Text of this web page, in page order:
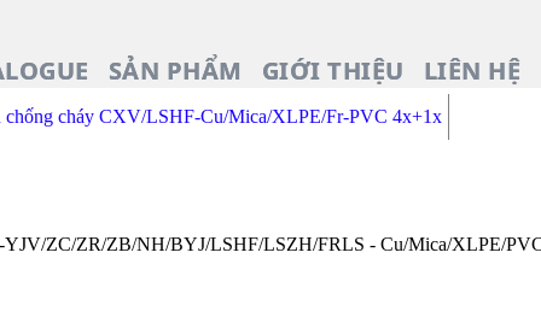
SẢN PHẨM GIỚI THIỆU LIÊN HỆ
chống cháy CXV/LSHF-Cu/Mica/XLPE/Fr-PVC 4x+1x
ZC/ZR/ZB/NH/BYJ/LSHF/LSZH/FRLS - Cu/Mica/XLPE/